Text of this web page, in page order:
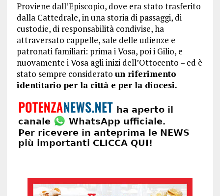
Proviene dall’Episcopio, dove era stato trasferito
dalla Cattedrale, in una storia di passaggi, di
custodie, di responsabilità condivise, ha
attraversato cappelle, sale delle udienze e
patronati familiari: prima i Vosa, poi i Gilio, e
nuovamente i Vosa agli inizi dell’Ottocento – ed è
stato sempre considerato un riferimento
identitario per la città e per la diocesi.